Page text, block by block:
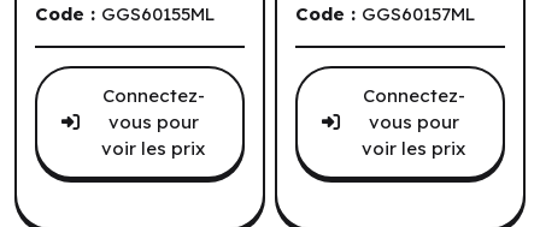
Code : GGS60155ML
Connectez-
vous pour
voir les prix
Code : GGS60157ML
Connectez-
vous pour
voir les prix